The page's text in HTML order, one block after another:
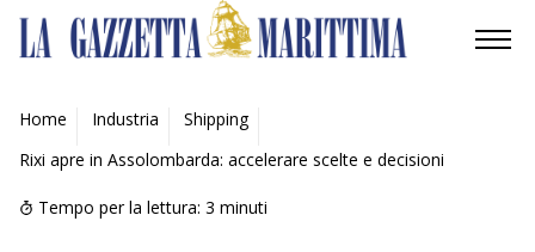
AMBIENTE
MOBILITÀ
INDUSTRIA
Home Industria
Shipping
Rixi apre in Assolombarda: accelerare scelte e decisioni
Tempo per la lettura: 3 minuti